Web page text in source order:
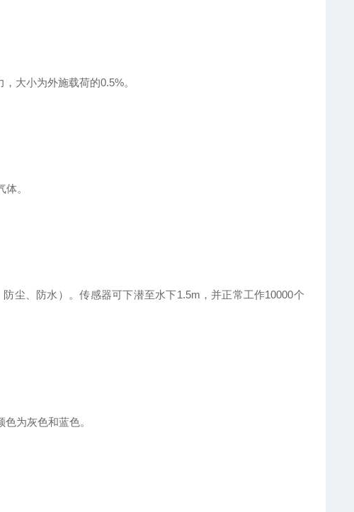
大小为外施载荷的0.5%。
。
尘、防水）。传感器可下潜至水下1.5m，并正常工作10000个
为灰色和蓝色。